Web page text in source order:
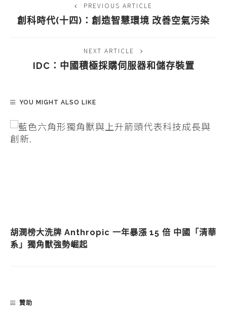
PREVIOUS ARTICLE
創科時代(十四)：創造智慧環境 改善空氣污染
NEXT ARTICLE
IDC：中國積極採購伺服器和儲存裝置
YOU MIGHT ALSO LIKE
胡潤榜大洗牌 Anthropic 一年暴漲 15 倍 中國「清華
系」獨角獸強勢崛起
贊助